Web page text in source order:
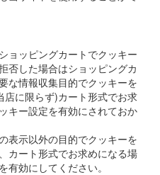
ョッピングカートでクッキー
否した場合はショッピングカ
な情報収集目的でクッキーを
に限らず)カート形式でお求
キー設定を有効にされておか
表示以外の目的でクッキーを
カート形式でお求めになる場
有効にしてください。